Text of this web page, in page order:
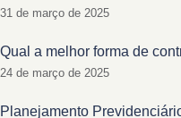
31 de março de 2025
Qual a melhor forma de
24 de março de 2025
Planejamento